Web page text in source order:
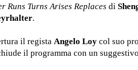
Runs Turns Arises Replaces di
.
il regista Angelo Loycol suo
il programma con un